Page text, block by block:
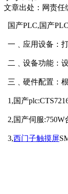
文章出处： 网责任
国产PLC,国产
一﹑应用设备：
二﹑设备功能：
三﹑硬件配置：
1, 国产
2, 国产伺服:750W
3,西门子触摸屏